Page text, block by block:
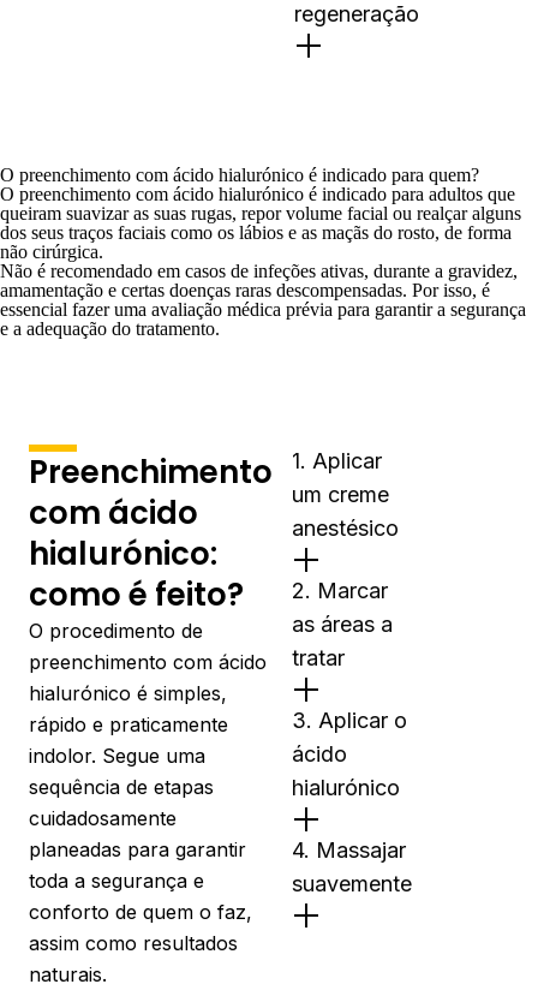
regeneração
O preenchimento com ácido hialurónico é indicado para quem?
O preenchimento com ácido hialurónico é indicado para adultos que
queiram suavizar as suas rugas, repor volume facial ou realçar alguns
dos seus traços faciais como os lábios e as maçãs do rosto, de forma
não cirúrgica.
Não é recomendado em casos de infeções ativas, durante a gravidez,
amamentação e certas doenças raras descompensadas. Por isso, é
essencial fazer uma avaliação médica prévia para garantir a segurança
e a adequação do tratamento.
Preenchimento
com ácido
hialurónico:
como é feito?
O procedimento de
preenchimento com ácido
hialurónico é simples,
rápido e praticamente
indolor. Segue uma
sequência de etapas
cuidadosamente
planeadas para garantir
toda a segurança e
conforto de quem o faz,
assim como resultados
naturais.
1. Aplicar
um creme
anestésico
2. Marcar
as áreas a
tratar
3. Aplicar o
ácido
hialurónico
4. Massajar
suavemente